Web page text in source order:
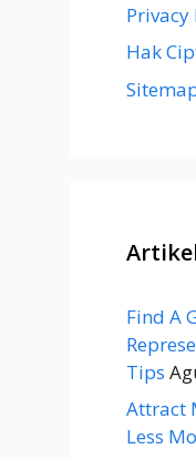
Privacy
Hak
Find A
Tips
Attract
Less